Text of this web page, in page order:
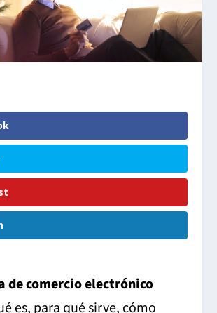
de comercio electrónico
es, para qué sirve, cómo